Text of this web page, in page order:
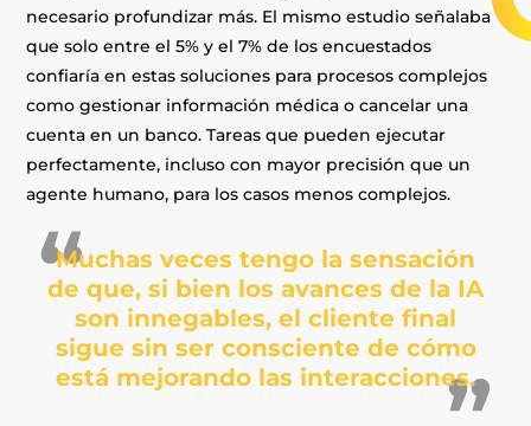
necesario profundizar más. El mismo estudio señalaba
que solo entre el 5% y el 7% de los encuestados
confiaría en estas soluciones para procesos complejos
como gestionar información médica o cancelar una
cuenta en un banco. Tareas que pueden ejecutar
perfectamente, incluso con mayor precisión que un
agente humano, para los casos menos complejos.
Muchas veces tengo la sensación
de que, si bien los avances de la IA
son innegables, el cliente final
sigue sin ser consciente de cómo
está mejorando las interacciones.